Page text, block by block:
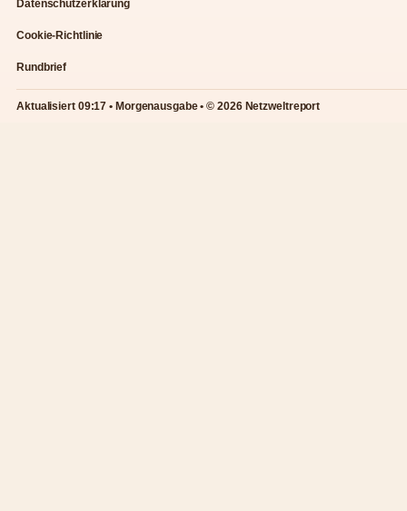
Datenschutzerklärung
Cookie-Richtlinie
Rundbrief
Aktualisiert 09:17 • Morgenausgabe • © 2026 Netzweltreport